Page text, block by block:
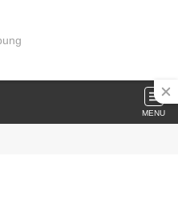
MENU